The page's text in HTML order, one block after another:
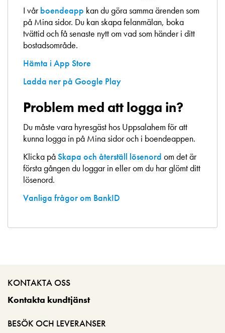
I vårboendeapp kan du göra samma ärenden som
på Mina sidor. Du kan skapa felanmälan, boka
tvättid och få senaste nytt om vad som händer i ditt
bostadsområde.
Hämta i App Store
Ladda ner på Google Play
Problem med att logga in?
Du måste vara hyresgäst hos Uppsalahem för att
kunna logga in på Mina sidor och i boendeappen.
Klicka påSkapa och återställ lösenord om det är
första gången du loggar in eller om du har glömt ditt
lösenord.
Vanliga frågor om BankID
KONTAKTA OSS
Kontakta kundtjänst
BESÖK OCH LEVERANSER